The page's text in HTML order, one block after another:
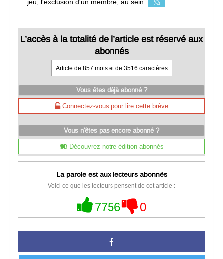
jeu, l'exclusion d'un membre, au sein
L’accès à la totalité de l’article est réservé aux
abonnés
Article de 857 mots et de 3516 caractères
Vous êtes déjà abonné ?
Connectez-vous pour lire cette brève
Vous n'êtes pas encore abonné ?
Découvrez notre édition abonnés
La parole est aux lecteurs abonnés
Voici ce que les lecteurs pensent de cet article :
7756 0